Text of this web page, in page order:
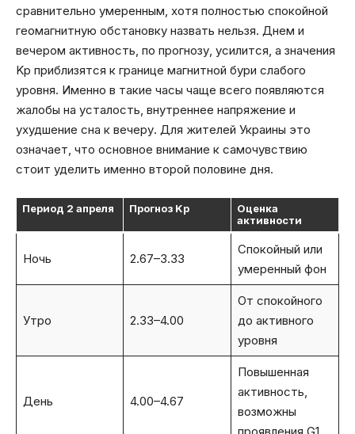
сравнительно умеренным, хотя полностью спокойной
геомагнитную обстановку назвать нельзя. Днем и
вечером активность, по прогнозу, усилится, а значения
Kp приблизятся к границе магнитной бури слабого
уровня. Именно в такие часы чаще всего появляются
жалобы на усталость, внутреннее напряжение и
ухудшение сна к вечеру. Для жителей Украины это
означает, что основное внимание к самочувствию
стоит уделить именно второй половине дня.
Период 2 апреля Прогноз Kp
Оценка
активности
Ночь 2.67–3.33
Спокойный или
умеренный фон
Утро 2.33–4.00
От спокойного
до активного
уровня
День 4.00–4.67
Повышенная
активность,
возможны